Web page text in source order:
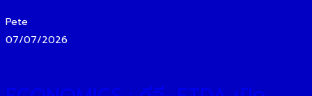
Pete
07/07/2026